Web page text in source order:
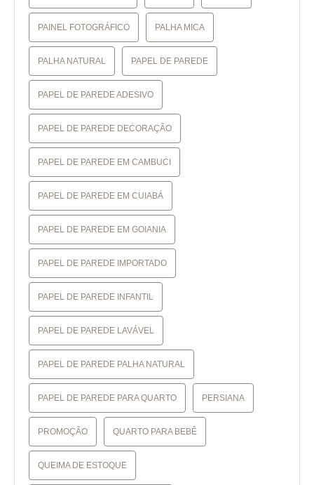
PAINEL FOTOGRÁFICO PALHA MICA
PALHA NATURAL PAPEL DE PAREDE
PAPEL DE PAREDE ADESIVO
PAPEL DE PAREDE DECORAÇÃO
PAPEL DE PAREDE EM CAMBUCI
PAPEL DE PAREDE EM CUIABÁ
PAPEL DE PAREDE EM GOIANIA
PAPEL DE PAREDE IMPORTADO
PAPEL DE PAREDE INFANTIL
PAPEL DE PAREDE LAVÁVEL
PAPEL DE PAREDE PALHA NATURAL
PAPEL DE PAREDE PARA QUARTO PERSIANA
PROMOÇÃO QUARTO PARA BEBÊ
QUEIMA DE ESTOQUE